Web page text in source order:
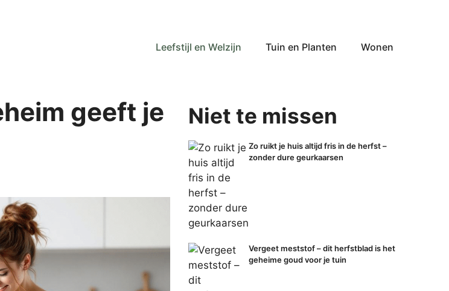
Leefstijl en Welzijn Tuin en Planten Wonen
geeft je
Niet te missen
Zo ruikt je huis altijd fris in de herfst –
zonder dure geurkaarsen
Vergeet meststof – dit herfstblad is het
geheime goud voor je tuin